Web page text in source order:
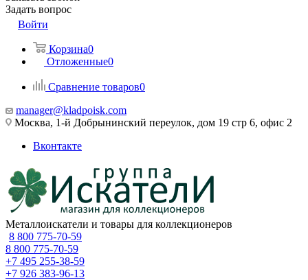
Задать вопрос
Войти
Корзина0
Отложенные0
Сравнение товаров0
manager@kladpoisk.com
Москва, 1-й Добрынинский переулок, дом 19 стр 6, офис 2
Вконтакте
Металлоискатели и товары для коллекционеров
8 800 775-70-59
8 800 775-70-59
+7 495 255-38-59
+7 926 383-96-13